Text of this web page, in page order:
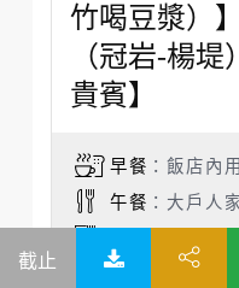
竹喝豆漿）
（冠岩-楊
貴賓】
早餐 ：飯店內
午餐 ：大戶人